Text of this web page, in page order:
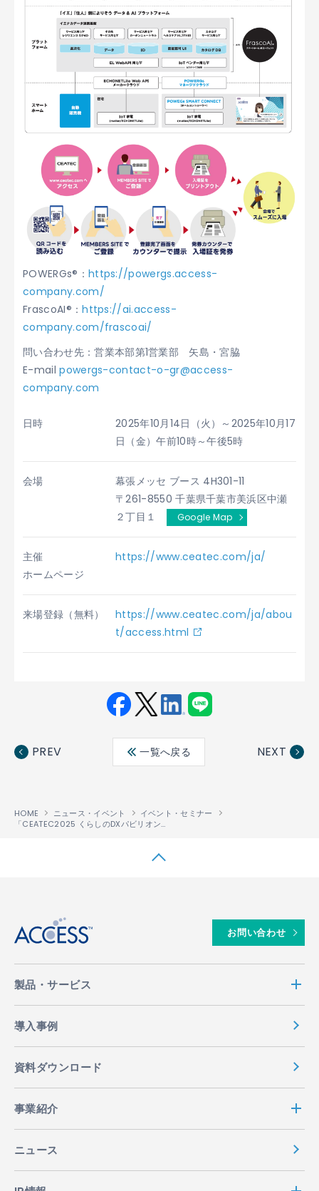
POWERGs®： https://powergs.access-
company.com/
FrascoAI®：https://ai.access-
company.com/frascoai/
問い合わせ先：営業本部第1営業部 矢島・宮脇
E-mailpowergs-contact-o-gr@access-
company.com
日時
2025年10月14日（火）～2025年10月17
日（金）午前10時～午後5時
会場
幕張メッセ ブース 4H301-11
〒261-8550 千葉県千葉市美浜区中瀬
２丁目１
Google Map
主催
ホームページ
https://www.ceatec.com/ja/
来場登録（無料）
https://www.ceatec.com/ja/abou
t/access.html
ebo ter
edin
PREV 一覧へ戻る NEXT
HOME ニュース・イベント
イベント・セミナー
「CEATEC2025 くらしのDXパビリオン」出展のご案内
お問い合わせ
製品・サービス
導入事例
資料ダウンロード
事業紹介
ニュース